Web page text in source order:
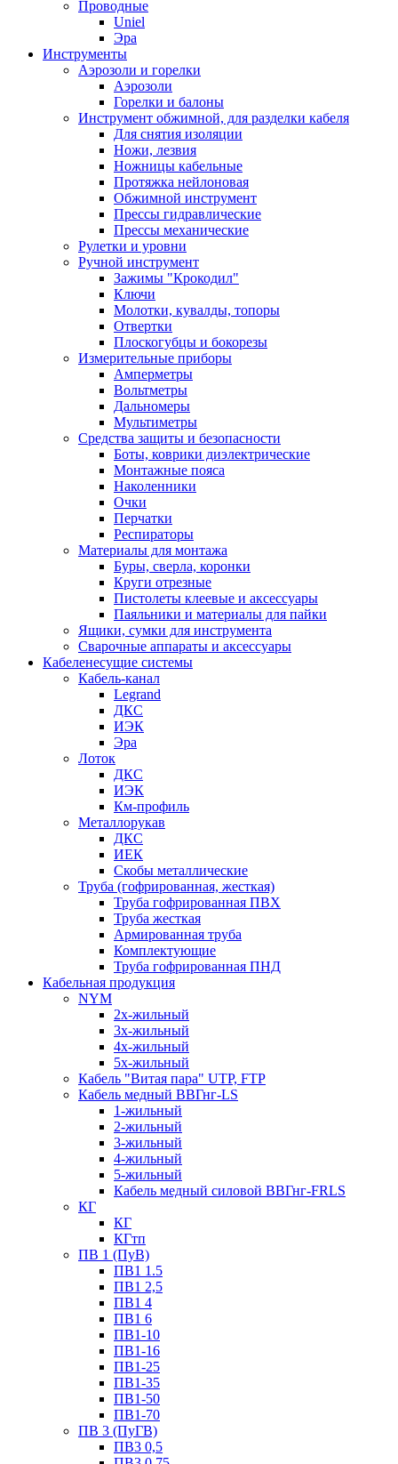
Проводные
Uniel
Эра
Инструменты
Аэрозоли и горелки
Аэрозоли
Горелки и балоны
Инструмент обжимной, для разделки кабеля
Для снятия изоляции
Ножи, лезвия
Ножницы кабельные
Протяжка нейлоновая
Обжимной инструмент
Прессы гидравлические
Прессы механические
Рулетки и уровни
Ручной инструмент
Зажимы "Крокодил"
Ключи
Молотки, кувалды, топоры
Отвертки
Плоскогубцы и бокорезы
Измерительные приборы
Амперметры
Вольтметры
Дальномеры
Мультиметры
Средства защиты и безопасности
Боты, коврики диэлектрические
Монтажные пояса
Наколенники
Очки
Перчатки
Респираторы
Материалы для монтажа
Буры, сверла, коронки
Круги отрезные
Пистолеты клеевые и аксессуары
Паяльники и материалы для пайки
Ящики, сумки для инструмента
Сварочные аппараты и аксессуары
Кабеленесущие системы
Кабель-канал
Legrand
ДКС
ИЭК
Эра
Лоток
ДКС
ИЭК
Км-профиль
Металлорукав
ДКС
ИЕК
Скобы металлические
Труба (гофрированная, жесткая)
Труба гофрированная ПВХ
Труба жесткая
Армированная труба
Комплектующие
Труба гофрированная ПНД
Кабельная продукция
NYM
2х-жильный
3х-жильный
4х-жильный
5х-жильный
Кабель "Витая пара" UTP, FTP
Кабель медный ВВГнг-LS
1-жильный
2-жильный
3-жильный
4-жильный
5-жильный
Кабель медный силовой ВВГнг-FRLS
КГ
КГ
КГтп
ПВ 1 (ПуВ)
ПВ1 1.5
ПВ1 2,5
ПВ1 4
ПВ1 6
ПВ1-10
ПВ1-16
ПВ1-25
ПВ1-35
ПВ1-50
ПВ1-70
ПВ 3 (ПуГВ)
ПВ3 0,5